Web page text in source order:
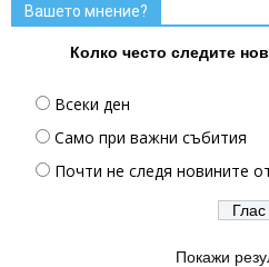
Вашето мнение?
Колко често следите
Всеки ден
Само при важни събития
Почти не следя новините
Покажи